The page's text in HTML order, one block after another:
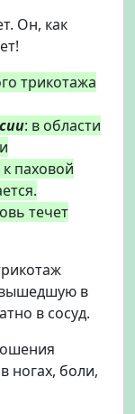
Он, как
трикотажа
: в области
паховой
течет
вышедшую в
в сосуд.
ногах, боли,